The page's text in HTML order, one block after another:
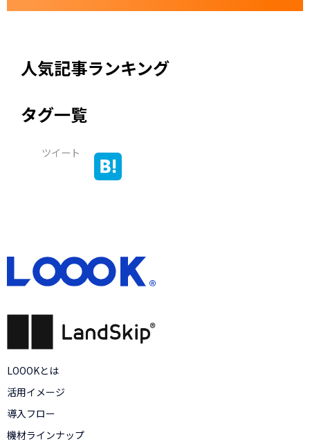
人気記事ランキング
タグ一覧
ツイート
LOOOKとは
活用イメージ
導入フロー
機材ラインナップ